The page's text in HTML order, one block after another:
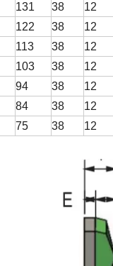
131 38 12
122 38 12
113 38 12
103 38 12
94 38 12
84 38 12
75 38 12